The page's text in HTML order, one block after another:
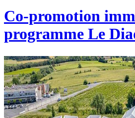
Co-promotion
programme Le